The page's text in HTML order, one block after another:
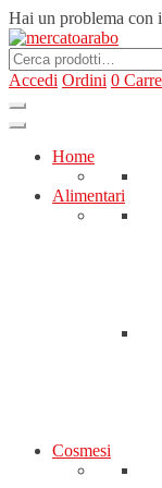
Hai un problema con
Cerca:
Accedi Ordini 0
Home
Alimentari
Cosmesi